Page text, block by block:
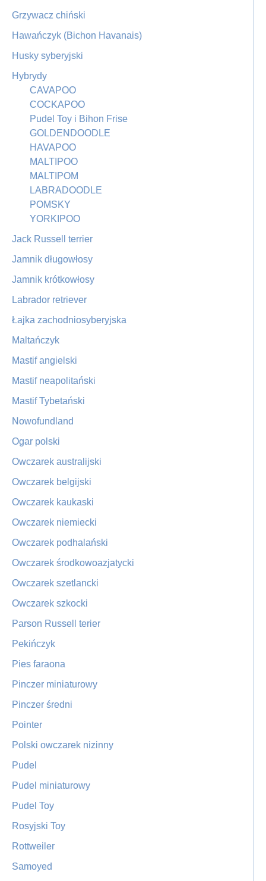
Grzywacz chiński
Hawańczyk (Bichon Havanais)
Husky syberyjski
Hybrydy
CAVAPOO
COCKAPOO
Pudel Toy i Bihon Frise
GOLDENDOODLE
HAVAPOO
MALTIPOO
MALTIPOM
LABRADOODLE
POMSKY
YORKIPOO
Jack Russell terrier
Jamnik długowłosy
Jamnik krótkowłosy
Labrador retriever
Łajka zachodniosyberyjska
Maltańczyk
Mastif angielski
Mastif neapolitański
Mastif Tybetański
Nowofundland
Ogar polski
Owczarek australijski
Owczarek belgijski
Owczarek kaukaski
Owczarek niemiecki
Owczarek podhalański
Owczarek środkowoazjatycki
Owczarek szetlancki
Owczarek szkocki
Parson Russell terier
Pekińczyk
Pies faraona
Pinczer miniaturowy
Pinczer średni
Pointer
Polski owczarek nizinny
Pudel
Pudel miniaturowy
Pudel Toy
Rosyjski Toy
Rottweiler
Samoyed